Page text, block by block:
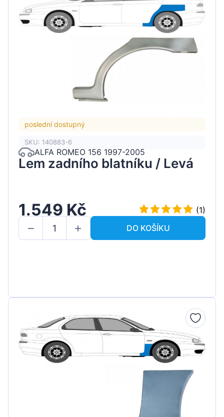
poslední dostupný
SKU: 140883-6
ALFA ROMEO 156 1997-2005
Lem zadního blatníku / Levá
1.549 Kč
(1)
DO KOŠÍKU